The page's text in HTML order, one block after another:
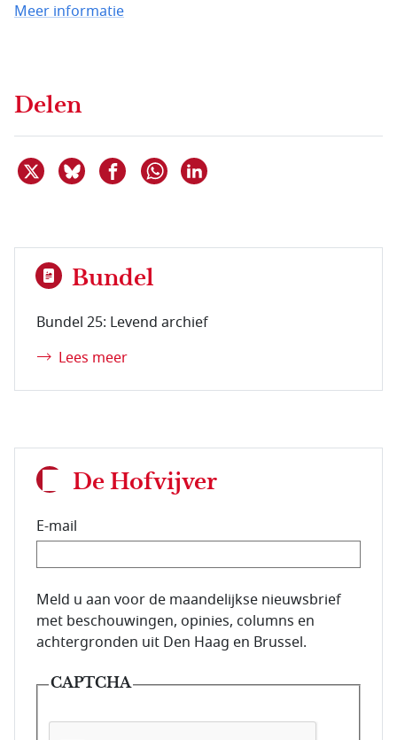
Meer informatie
Delen
Deel dit item op X
Deel dit item op Bluesky
Deel dit item op Facebook
Delen via WhatsApp
Bundel
Bundel 25: Levend archief
Lees meer
De Hofvijver
E-mail
E-mailadres van de abonnee.
Meld u aan voor de maandelijkse nieuwsbrief
met beschouwingen, opinies, columns en
achtergronden uit Den Haag en Brussel.
CAPTCHA